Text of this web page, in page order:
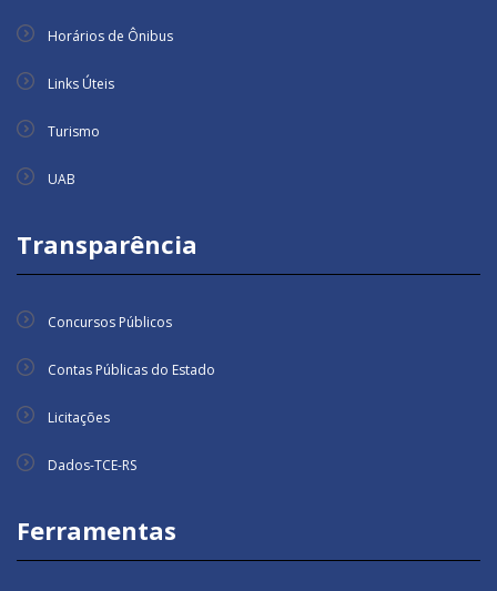
Horários de Ônibus
Links Úteis
Turismo
UAB
Transparência
Concursos Públicos
Contas Públicas do Estado
Licitações
Dados-TCE-RS
Ferramentas